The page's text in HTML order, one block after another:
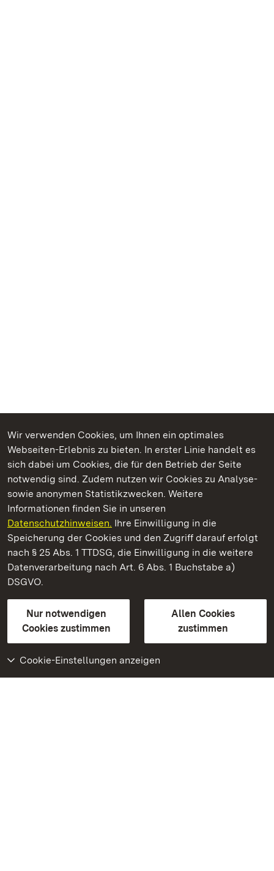
Wir verwenden Cookies, um Ihnen ein optimales
Webseiten-Erlebnis zu bieten. In erster Linie handelt es
sich dabei um Cookies, die für den Betrieb der Seite
notwendig sind. Zudem nutzen wir Cookies zu Analyse-
sowie anonymen Statistikzwecken. Weitere
Informationen finden Sie in unseren
Datenschutzhinweisen. Ihre Einwilligung in die
Speicherung der Cookies und den Zugriff darauf erfolgt
nach § 25 Abs. 1 TTDSG, die Einwilligung in die weitere
Datenverarbeitung nach Art. 6 Abs. 1 Buchstabe a)
DSGVO.
Nur notwendigen
Cookies zustimmen
Allen Cookies
zustimmen
Cookie-Einstellungen anzeigen
Kommen. Staunen. Genießen.
Staatliche Schlösser und Gärten Baden‑Württemberg
Staatliche Schlösser und Gärten Baden-Württemberg
Kontakt
GebärdenspracheLeichte Sprache
Erklärung zur Barrierefreiheit
BITV-konform (geprüfte Seiten)
Weiteres